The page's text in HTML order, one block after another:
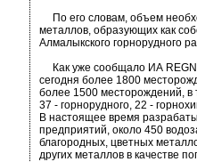
По его словам, объем
металлов, образующих как
Алмалыкского горнорудного
Как уже сообщало ИА
сегодня более 1800
более 1500 месторождений, в
37 - горнорудного, 22 -
В настоящее время
предприятий, около 450
благородных, цветных
других металлов в качестве